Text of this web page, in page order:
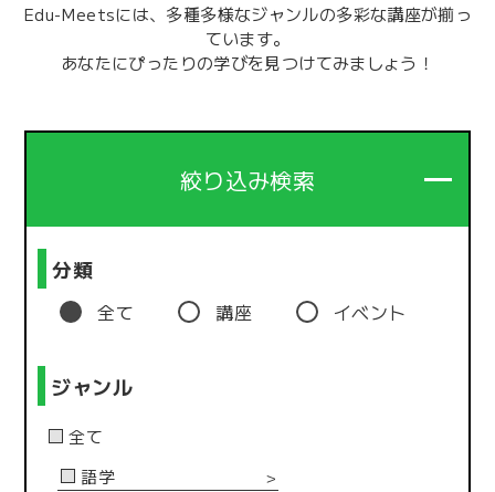
Edu-Meetsには、多種多様なジャンルの多彩な講座が揃っ
ています。
あなたにぴったりの学びを見つけてみましょう！
絞り込み検索
分類
全て 講座 イベント
ジャンル
全て
＞
語学